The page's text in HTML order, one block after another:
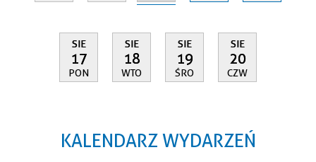
SIE
17
PON
SIE
18
WTO
SIE
19
ŚRO
SIE
20
CZW
KALENDARZ WYDARZEŃ